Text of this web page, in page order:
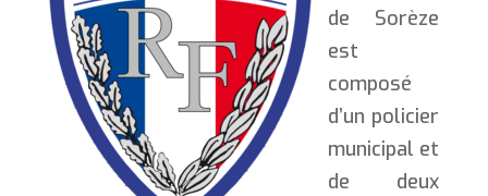
de Sorèze
est
composé
d’un policier
municipal et
de deux